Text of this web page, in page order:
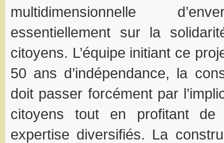
multidimensionnelle
essentiellement sur la
citoyens. L’équipe initiant ce
50 ans d’indépendance, la
doit passer forcément par
citoyens tout en profitant
expertise diversifiés. La